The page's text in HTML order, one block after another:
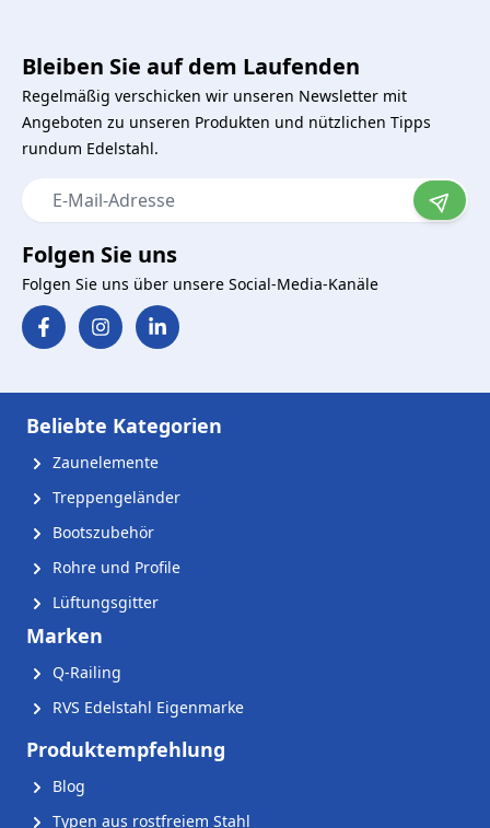
Bleiben Sie auf dem Laufenden
Regelmäßig verschicken wir unseren Newsletter mit
Angeboten zu unseren Produkten und nützlichen Tipps
rundum Edelstahl.
E-Mail-Adresse
Folgen Sie uns
Folgen Sie uns über unsere Social-Media-Kanäle
Beliebte Kategorien
Zaunelemente
Treppengeländer
Bootszubehör
Rohre und Profile
Lüftungsgitter
Marken
Q-Railing
RVS Edelstahl Eigenmarke
Produktempfehlung
Blog
Typen aus rostfreiem Stahl